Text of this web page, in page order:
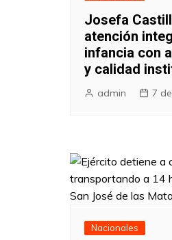
Josefa
atención
infancia con
y calidad
admin 7
Nacionales